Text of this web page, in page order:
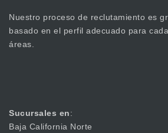
Nuestro proceso de reclutamiento es
basado en el perfil adecuado para
áreas.
Sucursales en:
Baja California Norte